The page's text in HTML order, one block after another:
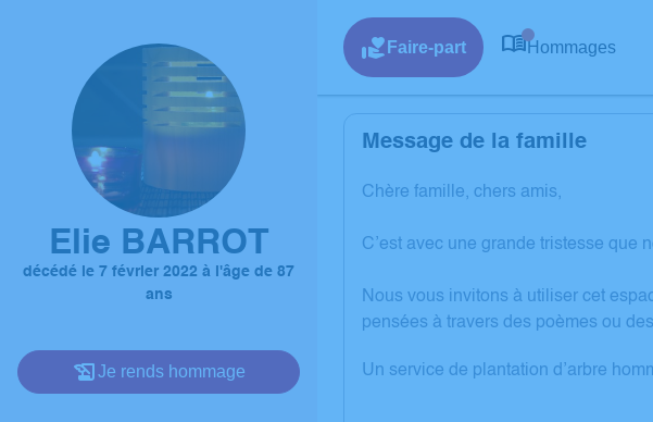
Elie BARROT
décédé le 7 février 2022 à l'âge de 87
ans
Je rends hommage
Faire-part Hommages
Message de la famille
Chère famille, chers amis,
C’est avec une grande tristesse que
Nous vous invitons à utiliser cet
pensées à travers des poèmes ou
Un service de plantation d’arbre